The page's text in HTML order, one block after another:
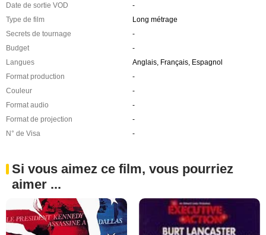
Date de sortie VOD
-
Type de film
Long métrage
Secrets de tournage
-
Budget
-
Langues
Anglais, Français, Espagnol
Format production
-
Couleur
-
Format audio
-
Format de projection
-
N° de Visa
-
Si vous aimez ce film, vous pourriez
aimer ...